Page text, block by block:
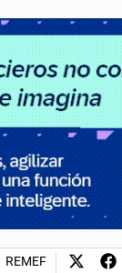
REMEF